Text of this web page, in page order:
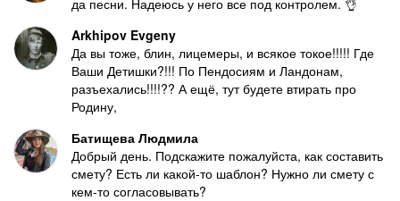
да песни. Надеюсь у него все под контролем. 👌
Arkhipov Evgeny
Да вы тоже, блин, лицемеры, и всякое токое!!!!! Где
Ваши Детишки?!!! По Пендосиям и Ландонам,
разъехались!!!!?? А ещё, тут будете втирать про
Родину,
Батищева Людмила
Добрый день. Подскажите пожалуйста, как составить
смету? Есть ли какой-то шаблон? Нужно ли смету с
кем-то согласовывать?